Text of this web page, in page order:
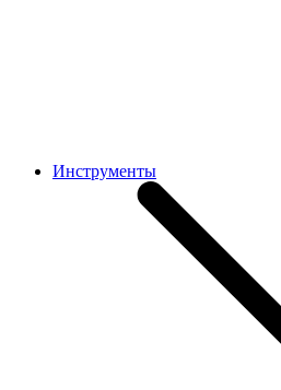
Инструменты